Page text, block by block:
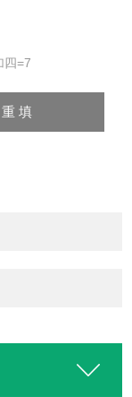
四=7